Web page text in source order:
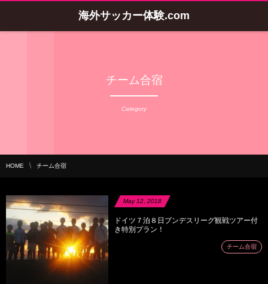
海外サッカー体験.com
チーム合宿
Category
HOME チーム合宿
May 12,2018
ドイツ７泊８日ブンデスリーグ観戦ツアー付
き特別プラン！
チーム合宿